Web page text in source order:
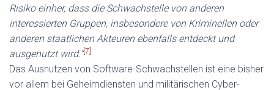
Risiko einher, dass die Schwachstelle von anderen
interessierten Gruppen, insbesondere von Kriminellen oder
anderen staatlichen Akteuren ebenfalls entdeckt und
ausgenutzt wird.“[7]
Das Ausnutzen von Software-Schwachstellen ist eine bisher
vor allem bei Geheimdiensten und militärischen Cyber-